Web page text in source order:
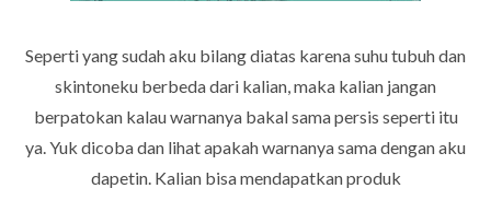
Seperti yang sudah aku bilang diatas karena suhu tubuh dan
skintoneku berbeda dari kalian, maka kalian jangan
berpatokan kalau warnanya bakal sama persis seperti itu
ya. Yuk dicoba dan lihat apakah warnanya sama dengan aku
dapetin.Kalian bisa mendapatkan produk